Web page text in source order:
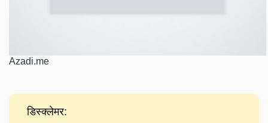
Azadi.me
डिस्क्लेमर: